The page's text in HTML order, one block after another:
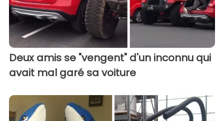
Deux amis se "vengent" d'un inconnu qui
avait mal garé sa voiture